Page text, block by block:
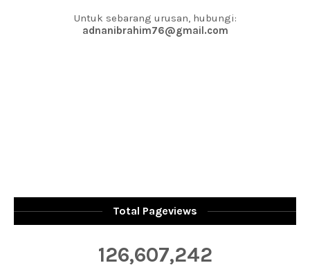
Untuk sebarang urusan, hubungi:
adnanibrahim76@gmail.com
Total Pageviews
126,607,242